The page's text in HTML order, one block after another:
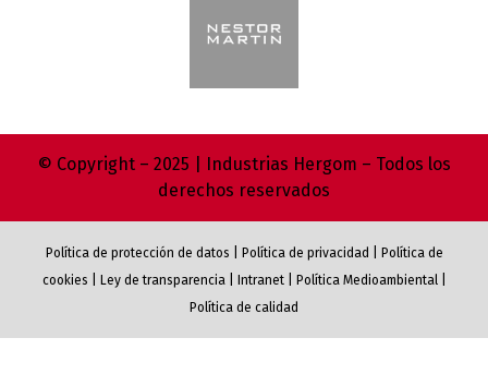
© Copyright – 2025 | Industrias Hergom – Todos los
derechos reservados
Política de protección de datos Política de privacidad
Política de
cookies
Ley de transparencia| Intranet| Política Medioambiental|
Política de calidad